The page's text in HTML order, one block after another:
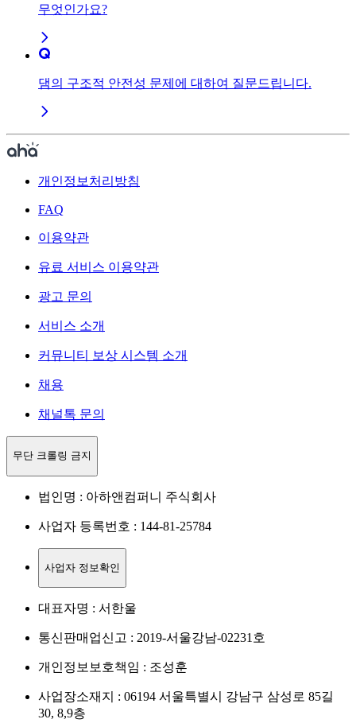
무엇인가요?
댐의 구조적 안전성 문제에 대하여 질문드립니다.
개인정보처리방침
FAQ
이용약관
유료 서비스 이용약관
광고 문의
서비스 소개
커뮤니티 보상 시스템 소개
채용
채널톡 문의
무단 크롤링 금지
법인명 : 아하앤컴퍼니 주식회사
사업자 등록번호 : 144-81-25784
사업자 정보확인
대표자명 : 서한울
통신판매업신고 : 2019-서울강남-02231호
개인정보보호책임 : 조성훈
사업장소재지 : 06194 서울특별시 강남구 삼성로 85길
30, 8,9층